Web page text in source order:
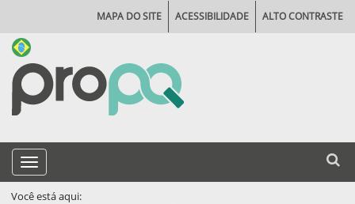
Busca
MAPA DO SITE ACESSIBILIDADE ALTO CONTRASTE
Toggle navigation
Você está aqui: